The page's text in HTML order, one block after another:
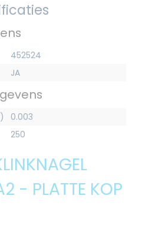
452524
JA
0.003
250
- PLATTE KOP